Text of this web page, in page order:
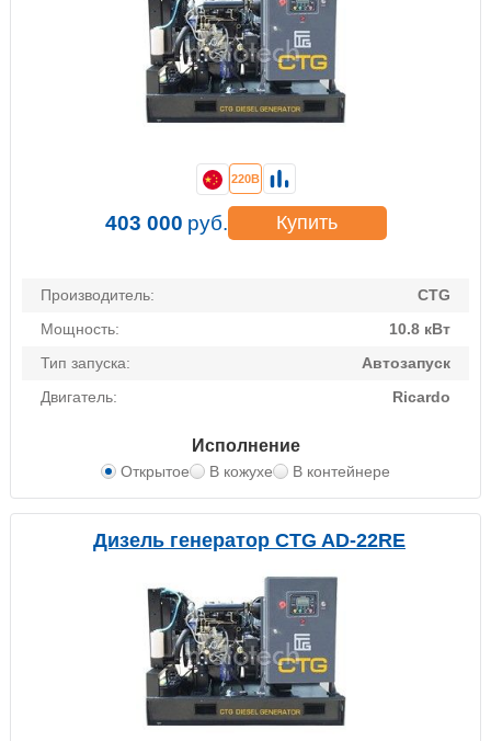
Производитель:
CTG
Мощность:
10.8 кВт
Тип запуска:
Автозапуск
Двигатель:
Ricardo
Исполнение
Открытое В кожухе В контейнере
220В
403 000 руб. Купить
Дизель генератор CTG AD-22RE